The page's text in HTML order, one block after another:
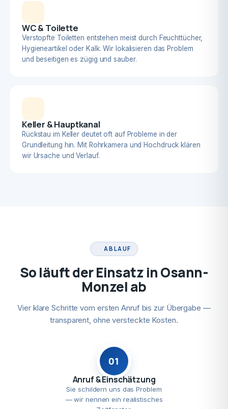
WC & Toilette
Verstopfte Toiletten entstehen meist durch Feuchttücher,
Hygieneartikel oder Kalk. Wir lokalisieren das Problem
und beseitigen es zügig und sauber.
Keller & Hauptkanal
Rückstau im Keller deutet oft auf Probleme in der
Grundleitung hin. Mit Rohrkamera und Hochdruck klären
wir Ursache und Verlauf.
ABLAUF
So läuft der Einsatz in Osann-
Monzel ab
Vier klare Schritte vom ersten Anruf bis zur Übergabe —
transparent, ohne versteckte Kosten.
01
Anruf & Einschätzung
Sie schildern uns das Problem
— wir nennen ein realistisches